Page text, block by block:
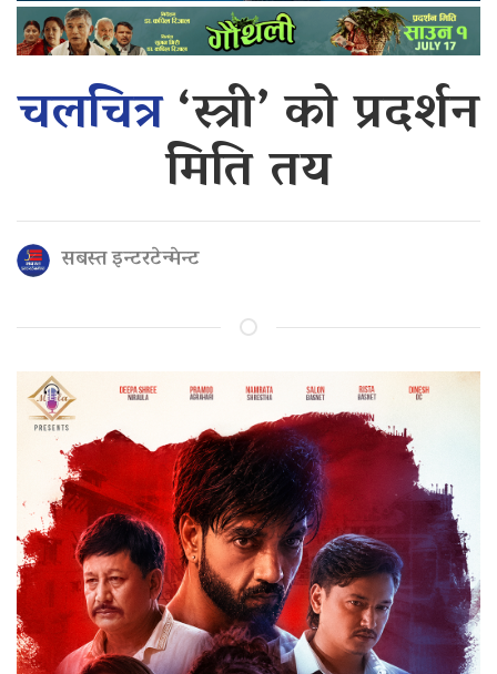
चलचित्र‘स्त्री’ को प्रदर्शन
मिति तय
सबस्त इन्टरटेन्मेन्ट